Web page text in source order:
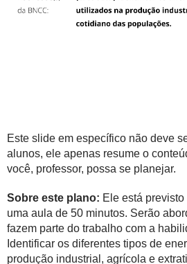
Este slide em específico não deve
alunos, ele apenas resume o
você, professor, possa se planejar.
Sobre este plano: Ele está
uma aula de 50 minutos. Serão
fazem parte do trabalho com a
Identificar os diferentes tipos de
produção industrial, agrícola e